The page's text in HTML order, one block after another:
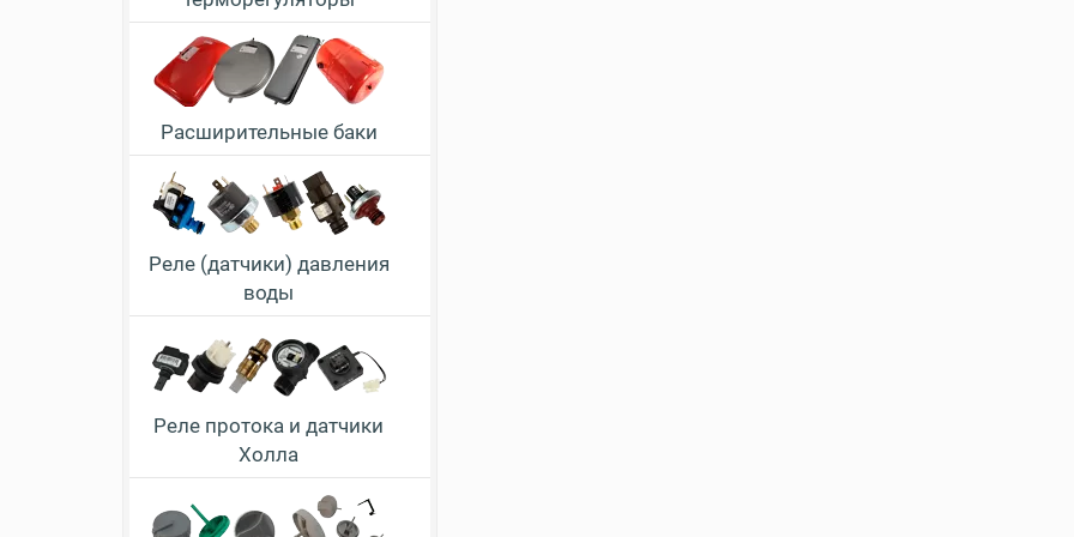
Расширительные баки
Реле (датчики) давления
воды
Реле протока и датчики
Холла